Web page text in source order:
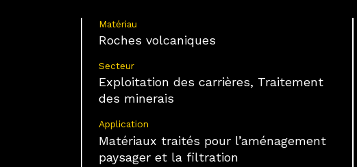
la
Matériau
Roches volcaniques
Secteur
Exploitation des carrières, Traitement
des minerais
Application
Matériaux traités pour l’aménagement
paysager et la filtration